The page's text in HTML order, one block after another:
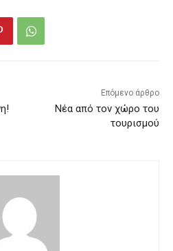
Επόμενο άρθρο
Νέα από τον χώρο του
τουρισμού